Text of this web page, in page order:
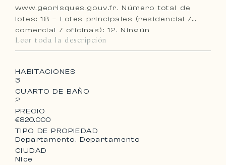
www.georisques.gouv.fr. Número total de
lotes: 18 – Lotes principales (residencial /
comercial / oficinas): 12. Ningún
procedimiento en curso. Ref. PE-00322
Leer toda la descripción
HABITACIONES
3
CUARTO DE BAÑO
2
PRECIO
€820.000
TIPO DE PROPIEDAD
Departamento, Departamento
CIUDAD
Nice